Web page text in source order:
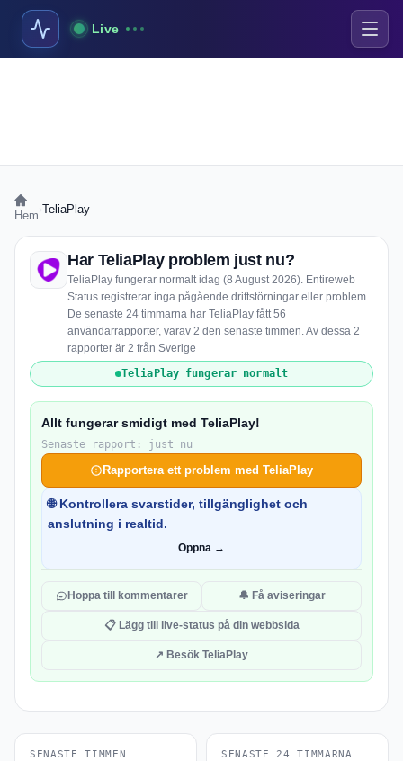
Live
Hem TeliaPlay
Har TeliaPlay problem just nu?
TeliaPlay fungerar normalt idag (8 August 2026). Entireweb
Status registrerar inga pågående driftstörningar eller problem.
De senaste 24 timmarna har TeliaPlay fått 56
användarrapporter, varav 2 den senaste timmen. Av dessa 2
rapporter är 2 från Sverige
TeliaPlay fungerar normalt
Allt fungerar smidigt med TeliaPlay!
Senaste rapport: just nu
Rapportera ett problem med TeliaPlay
🌐 Kontrollera svarstider, tillgänglighet och
anslutning i realtid.
Öppna →
Hoppa till kommentarer 🔔 Få aviseringar
📋 Lägg till live-status på din webbsida
↗ Besök TeliaPlay
SENASTE TIMMEN SENASTE 24 TIMMARNA